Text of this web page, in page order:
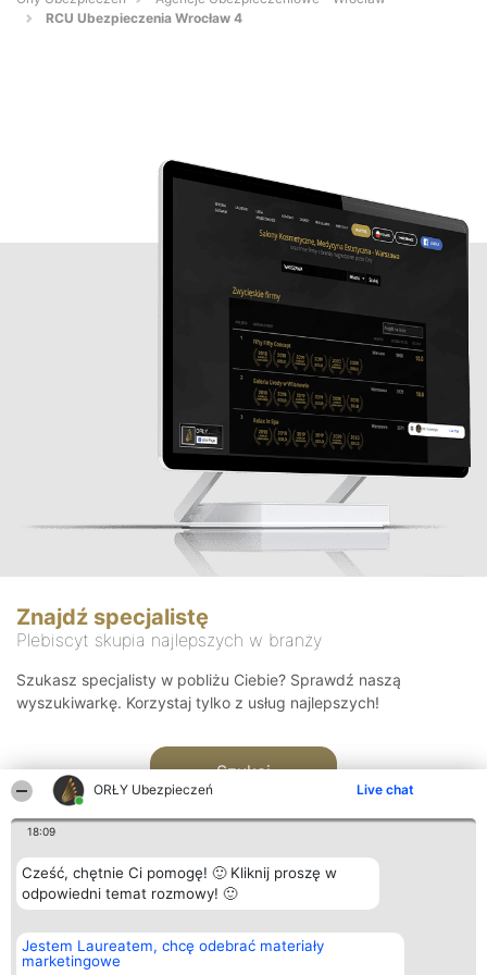
ORŁY Ubezpieczeń Live chat
18:09
Cześć, chętnie Ci pomogę! 🙂 Kliknij proszę w
odpowiedni temat rozmowy! 🙂
Jestem Laureatem, chcę odebrać materiały
marketingowe
RCU Ubezpieczenia Wrocław 4
Znajdź specjalistę
Plebiscyt skupia najlepszych w branży
Szukasz specjalisty w pobliżu Ciebie? Sprawdź naszą
wyszukiwarkę. Korzystaj tylko z usług najlepszych!
Szukaj
Organizator plebiscytu
Bright Side Solutions sp. z o.
o. sp. k.
Plebiscyt
Laureaci
Kontakt
Kontakt